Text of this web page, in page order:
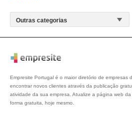
Empresite Portugal é o maior diretório de empresas
encontrar novos clientes através da publicação
atividade da sua empresa. Atualize a página web
forma gratuita, hoje mesmo.